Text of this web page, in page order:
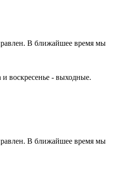
В ближайшее время мы
и воскресенье - выходные.
В ближайшее время мы